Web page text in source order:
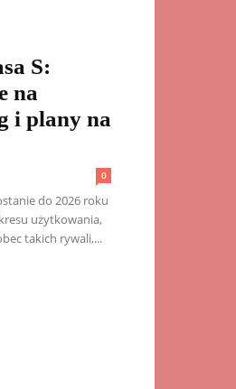
S:
na
i plany na
0
do 2026 roku
użytkowania,
takich rywali,...